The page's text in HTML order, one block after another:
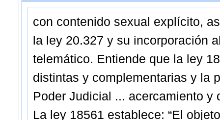
con contenido sexual explícito,
la ley 20.327 y su incorporación
telemático. Entiende que la ley
distintas y complementarias y la
Poder Judicial ... acercamiento y
La ley 18561 establece: “El